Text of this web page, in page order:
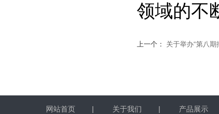
领域的不
上一个： 关于举办“第八期排
网站首页 | 关于我们 | 产品展示